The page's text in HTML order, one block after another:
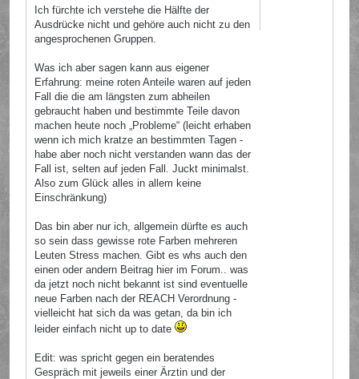
Ich fürchte ich verstehe die Hälfte der
Ausdrücke nicht und gehöre auch nicht zu den
angesprochenen Gruppen.
Was ich aber sagen kann aus eigener
Erfahrung: meine roten Anteile waren auf jeden
Fall die die am längsten zum abheilen
gebraucht haben und bestimmte Teile davon
machen heute noch „Probleme“ (leicht erhaben
wenn ich mich kratze an bestimmten Tagen -
habe aber noch nicht verstanden wann das der
Fall ist, selten auf jeden Fall. Juckt minimalst.
Also zum Glück alles in allem keine
Einschränkung)
Das bin aber nur ich, allgemein dürfte es auch
so sein dass gewisse rote Farben mehreren
Leuten Stress machen. Gibt es whs auch den
einen oder andern Beitrag hier im Forum.. was
da jetzt noch nicht bekannt ist sind eventuelle
neue Farben nach der REACH Verordnung -
vielleicht hat sich da was getan, da bin ich
leider einfach nicht up to date
Edit: was spricht gegen ein beratendes
Gespräch mit jeweils einer Ärztin und der